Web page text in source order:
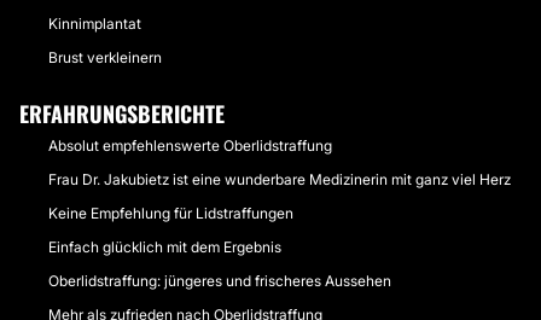
Kinnimplantat
Brust verkleinern
ERFAHRUNGSBERICHTE
Absolut empfehlenswerte Oberlidstraffung
Frau Dr. Jakubietz ist eine wunderbare Medizinerin mit ganz viel Herz
Keine Empfehlung für Lidstraffungen
Einfach glücklich mit dem Ergebnis
Oberlidstraffung: jüngeres und frischeres Aussehen
Mehr als zufrieden nach Oberlidstraffung